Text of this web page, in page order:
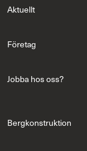
Aktuellt
Företag
Jobba hos oss?
Bergkonstruktion